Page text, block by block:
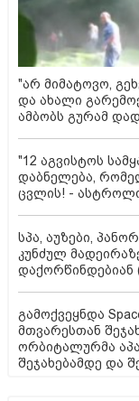
"არ მიმატოვო,
და ახალი
ამბობს გურამ
"12 აგვისტოს
დაბნელება,
ცვლის! -
სპა, აუზები,
კუნძულ
დაქორწინდებიან
გამოქვეყნდა
მთვარესთან
ორბიტალურმა
შეჯახებამდე და